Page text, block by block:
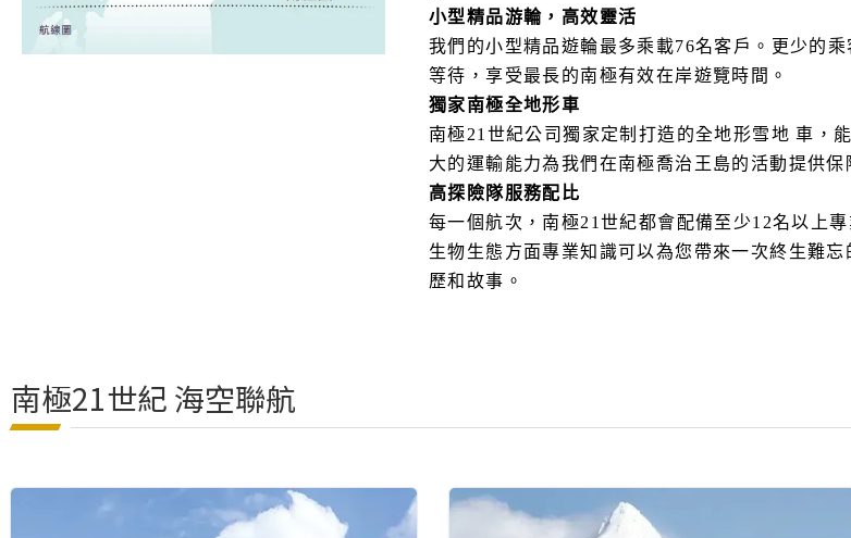
小型精品游輪，高效靈活
我們的小型精品遊輪最多乘載76名客戶。更少的
等待，享受最長的南極有效在岸遊覽時間。
獨家南極全地形車
南極21世紀公司獨家定制打造的全地形雪地 車，
大的運輸能力為我們在南極喬治王島的活動提供保
高探險隊服務配比
每一個航次，南極21世紀都會配備至少12名以上
生物生態方面專業知識可以為您帶來一次終生難
歷和故事。
南極21世紀 海空聯航